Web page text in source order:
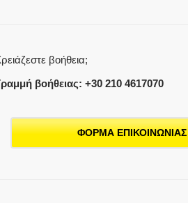
βοήθεια;
βοήθειας: +30 210 4617070
ΦΟΡΜΑ ΕΠΙΚΟΙΝΩΝΙΑΣ